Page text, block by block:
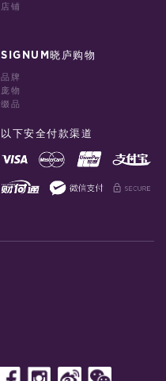
店铺
SIGNUM晓庐购物
品牌
庞物
缀品
以下安全付款渠道